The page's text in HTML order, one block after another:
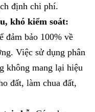
định chi phí.
khó kiểm soát:
đảm bảo 100% về
Việc sử dụng phân
không mang lại hiệu
đất, làm chua đất,